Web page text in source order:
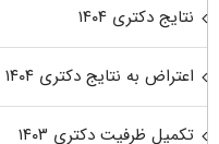
نتایج دکتری ۱۴۰۴
اعتراض به نتایج دکتری ۱۴۰۴
تکمیل ظرفیت دکتری ۱۴۰۳